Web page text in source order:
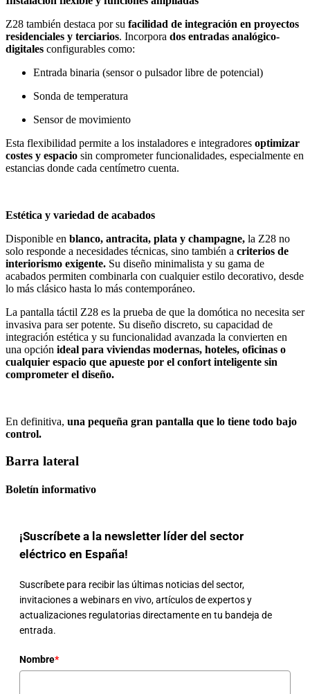
Z28 también destaca por su facilidad de integración en proyectos
residenciales y terciarios. Incorpora dos entradas analógico-
digitales configurables como:
Entrada binaria (sensor o pulsador libre de potencial)
Sonda de temperatura
Sensor de movimiento
Esta flexibilidad permite a los instaladores e integradores optimizar
costes y espacio sin comprometer funcionalidades, especialmente en
estancias donde cada centímetro cuenta.
Estética y variedad de acabados
Disponible en blanco, antracita, plata y champagne, la Z28 no
solo responde a necesidades técnicas, sino también a criterios de
interiorismo exigente. Su diseño minimalista y su gama de
acabados permiten combinarla con cualquier estilo decorativo, desde
lo más clásico hasta lo más contemporáneo.
La pantalla táctil Z28 es la prueba de que la domótica no necesita ser
invasiva para ser potente. Su diseño discreto, su capacidad de
integración estética y su funcionalidad avanzada la convierten en
una opción ideal para viviendas modernas, hoteles, oficinas o
cualquier espacio que apueste por el confort inteligente sin
comprometer el diseño.
En definitiva, una pequeña gran pantalla que lo tiene todo bajo
control.
Barra lateral
Boletín informativo
¡Suscríbete a la newsletter líder del sector
eléctrico en España!
Suscríbete para recibir las últimas noticias del sector,
invitaciones a webinars en vivo, artículos de expertos y
actualizaciones regulatorias directamente en tu bandeja de
entrada.
Nombre*